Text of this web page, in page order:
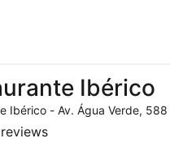
Ibérico
Ibérico - Av. Água Verde,